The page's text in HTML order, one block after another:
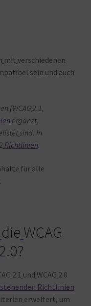
mit verschiedenen
sein und auch
(WCAG2.1,
ergänzt,
sind. In
Richtlinien.
für alle
die WCAG
2.0?
2.1 und WCAG 2.0
Richtlinien
erweitert, um